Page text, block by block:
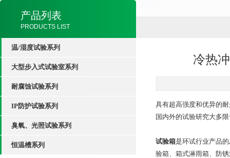
产品列表
PRODUCTS LIST
温/湿度试验系列
大型步入式试验室系列
耐腐蚀试验系列
IP防护试验系列
臭氧、光照试验系列
恒温槽系列
冷热
具有超高强度和优异的
国内外的试验研究大多
试验箱是环试行业产品
验箱、箱式淋雨箱、防